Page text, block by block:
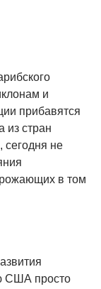
и
прибавятся
из стран
не
в том
США просто